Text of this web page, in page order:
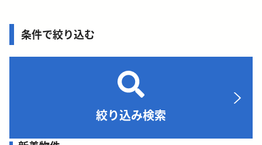
条件で絞り込む
絞り込み検索